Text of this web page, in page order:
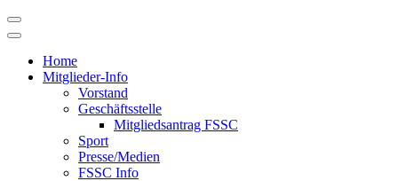
Skip
to
Home
Mitglieder-Info
Vorstand
Geschäftsstelle
Mitgliedsantrag FSSC
Sport
Presse/Medien
FSSC Info